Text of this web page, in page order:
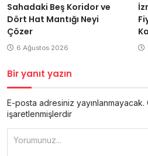
Sahadaki Beş Koridor ve
Dört Hat Mantığı Neyi
Çözer
6 Ağustos 2026
Bir yanıt yazın
E-posta adresiniz yayınlanmayacak.
işaretlenmişlerdir